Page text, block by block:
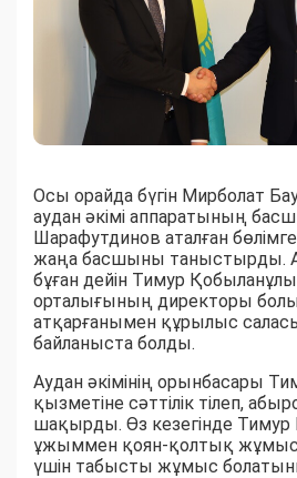
Осы орайда бүгін Мирболат
аудан әкімі аппаратының
Шарафутдинов аталған
жаңа басшыны таныстырды.
бұған дейін Тимур
орталығының директоры
атқарғанымен құрылыс
байланыста болды.
Аудан әкімінің орынбасары
қызметіне сәттілік тілеп,
шақырды. Өз кезегінде
ұжыммен қоян-қолтық жұмыс
үшін табысты жұмыс